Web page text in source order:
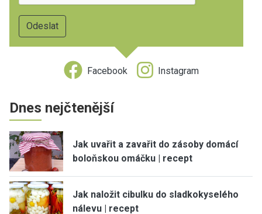
Facebook Instagram
Dnes nejčtenější
Jak uvařit a zavařit do zásoby domácí
boloňskou omáčku | recept
Jak naložit cibulku do sladkokyselého
nálevu | recept